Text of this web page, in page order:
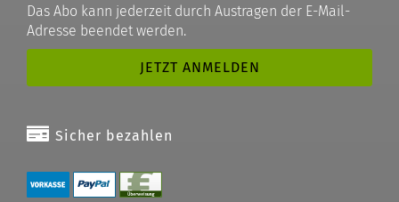
Das Abo kann jederzeit durch Austragen der E-Mail-
Adresse beendet werden.
Sicher bezahlen